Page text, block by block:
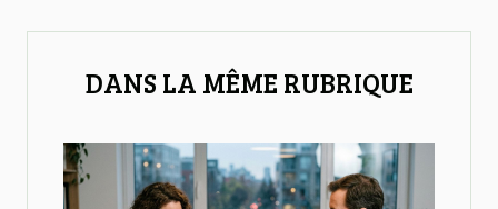
DANS LA MÊME RUBRIQUE